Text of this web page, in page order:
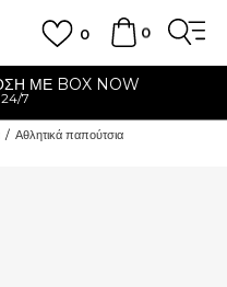
0
0
ΜΕ BOX NOW
7
Αθλητικά παπούτσια